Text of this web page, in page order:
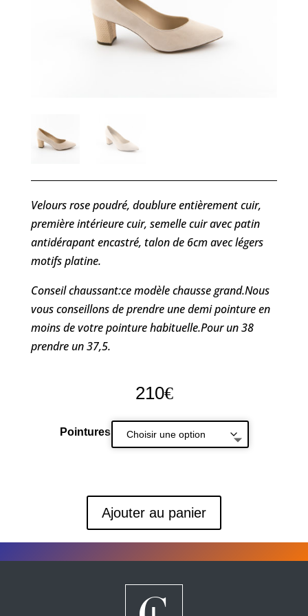
Velours rose poudré, doublure entièrement cuir,
première intérieure cuir, semelle cuir avec patin
antidérapant encastré, talon de 6cm avec légers
motifs platine.
Conseil chaussant:ce modèle chausse grand.Nous
vous conseillons de prendre une demi pointure en
moins de votre pointure habituelle.Pour un 38
prendre un 37,5.
210€
Pointures
Ajouter au panier